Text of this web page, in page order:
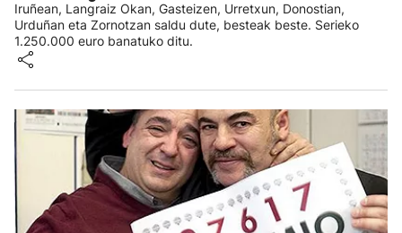
Iruñean, Langraiz Okan, Gasteizen, Urretxun, Donostian,
Urduñan eta Zornotzan saldu dute, besteak beste. Serieko
1.250.000 euro banatuko ditu.